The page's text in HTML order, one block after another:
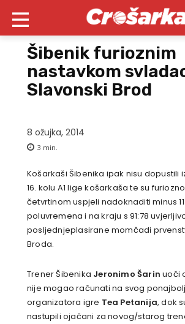
Šibenik furioznim
nastavkom
Slavonski Brod
8 ožujka, 2014
3 min.
Košarkaši Šibenika ipak nisu dopustili
16. kolu A1 lige košarkaša te su
četvrtinom uspjeli nadoknaditi minus 11
poluvremena i na kraju s 91:78
posljednjeplasirane momčadi
Broda.
Trener Šibenika Jeronimo Šarin uoči
nije mogao računati na svog
organizatora igre Tea Petanija, dok
nastupili ojačani za novog/starog